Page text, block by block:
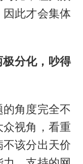
此才会集体
分化，吵得
角度完全不
视角，看重
该分出天价